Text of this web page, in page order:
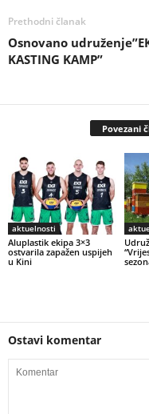
Prethodni članak
Osnovano
KASTING KAMP”
Povezani
aktuelnosti
Aluplastik ekipa 3×3
ostvarila zapažen uspijeh
u Kini
Ostavi komentar